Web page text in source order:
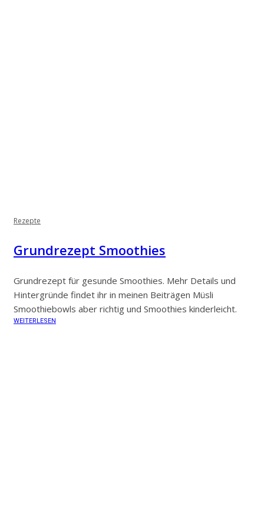
Rezepte
Grundrezept Smoothies
Grundrezept für gesunde Smoothies. Mehr Details und
Hintergründe findet ihr in meinen Beiträgen Müsli
Smoothiebowls aber richtig und Smoothies kinderleicht.
WEITERLESEN